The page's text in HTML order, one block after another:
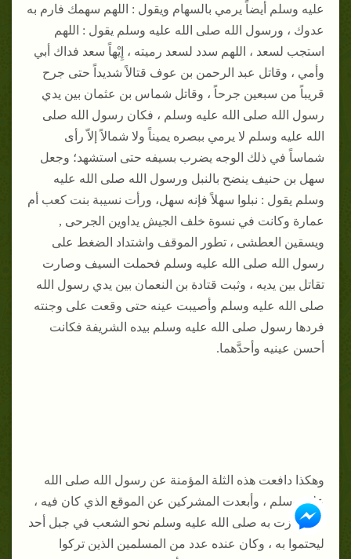
عليه وسلم أيضاً يرمي بالسهام ويقول : اللهم سهمك فارم به
عدوك ، ورسول الله صلى الله عليه وسلم يقول : اللهم
استجب لسعد ، اللهم سدد لسعد رميته ، إِيْهاً سعد فداك أبي
وأمي ، وقاتل عبد الرحمن بن عوف قتالاً شديداً حتى جرح
قريباً من سبعين جرحاً ، وقاتل شماس بن عثمان بين يدي
رسول الله صلى الله عليه وسلم ، فكان رسول الله صلى
الله عليه وسلم لا يرمي ببصره يميناً ولا شمالاً إلاّ رأى
شماساً في ذلك الوجه يضرب بسيفه حتى استشهد؛ وجعل
سهل بن حنيف ينضح بالنبل ورسول الله صلى الله عليه
وسلم يقول : نبلوا سهلاً فإنه سهل، ورأت نسيبة بنت كعب أم
عمارة وكانت في نسوة خلف الجيش يداوين الجرحى ,
ويسقين العطشى ، تطور الموقف واشتداد الضغط على
رسول الله صلى الله عليه وسلم فحملت السيف وصارت
تقاتل بين يديه ، وثبت قتادة بن النعمان بين يدي رسول الله
صلى الله عليه وسلم وأصيبت عينه حتى وقعت على وجنته
فردها رسول صلى الله عليه وسلم بيده الشريفة فكانت
أحسن عينيه وأحدَّهما.
وهكذا دافعت هذه الثلة المؤمنة عن رسول الله صلى الله
عليه وسلم ، وأبعدت المشركين عن الموقع الذي كان فيه ،
ثم انحازت به صلى الله عليه وسلم نحو الشعب في جبل أحد
ليحتموا به ، وكان عنده عدد من المسلمين الذين تركوا